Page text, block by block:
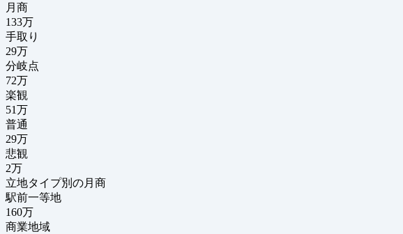
月商
133万
手取り
29万
分岐点
72万
楽観
51万
普通
29万
悲観
2万
立地タイプ別の月商
駅前一等地
160万
商業地域